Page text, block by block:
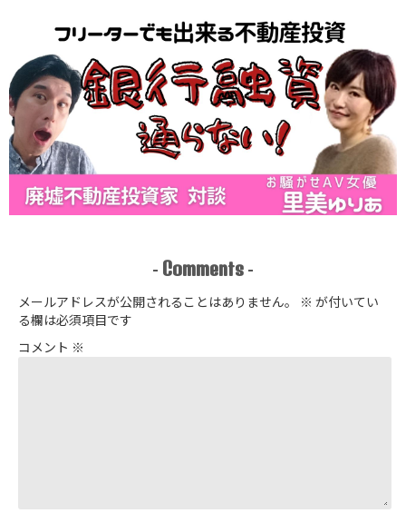
- Comments -
メールアドレスが公開されることはありません。 ※ が付いてい
る欄は必須項目です
コメント ※